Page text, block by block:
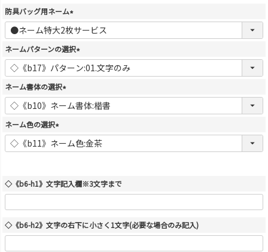
防具バッグ用ネーム
(
必
須
)
ネームパターンの選択
(
必
)
ネーム書体の選択
(
必
)
ネーム色の選択
(
必
◇《b6-h1》文字記入欄※3文字まで
◇《b6-h2》文字の右下に小さく1文字(必要な場合のみ記入)